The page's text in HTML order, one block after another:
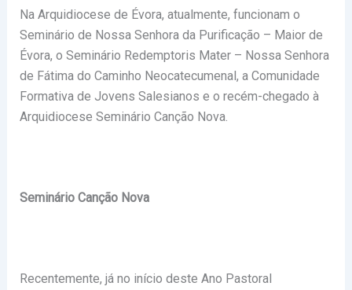
Na Arquidiocese de Évora, atualmente, funcionam o
Seminário de Nossa Senhora da Purificação – Maior de
Évora, o Seminário Redemptoris Mater – Nossa Senhora
de Fátima do Caminho Neocatecumenal, a Comunidade
Formativa de Jovens Salesianos e o recém-chegado à
Arquidiocese Seminário Canção Nova.
Seminário Canção Nova
Recentemente, já no início deste Ano Pastoral